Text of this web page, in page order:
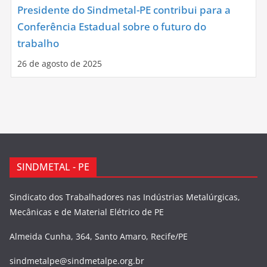
Presidente do Sindmetal-PE contribui para a
Conferência Estadual sobre o futuro do
trabalho
26 de agosto de 2025
SINDMETAL - PE
Sindicato dos Trabalhadores nas Indústrias Metalúrgicas,
Mecânicas e de Material Elétrico de PE
Almeida Cunha, 364, Santo Amaro, Recife/PE
sindmetalpe@sindmetalpe.org.br